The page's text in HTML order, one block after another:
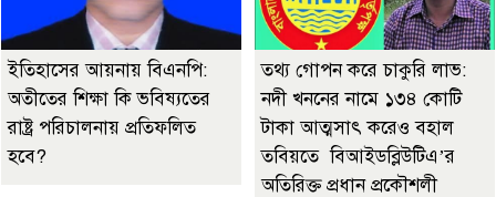
ইতিহাসের আয়নায় বিএনপি:
অতীতের শিক্ষা কি ভবিষ্যতের
রাষ্ট্র পরিচালনায় প্রতিফলিত
হবে?
তথ্য গোপন করে চাকুরি লাভ:
নদী খননের নামে ১৩৪ কোটি
টাকা আত্মসাৎ করেও বহাল
তবিয়তে বিআইডব্লিউটিএ’র
অতিরিক্ত প্রধান প্রকৌশলী